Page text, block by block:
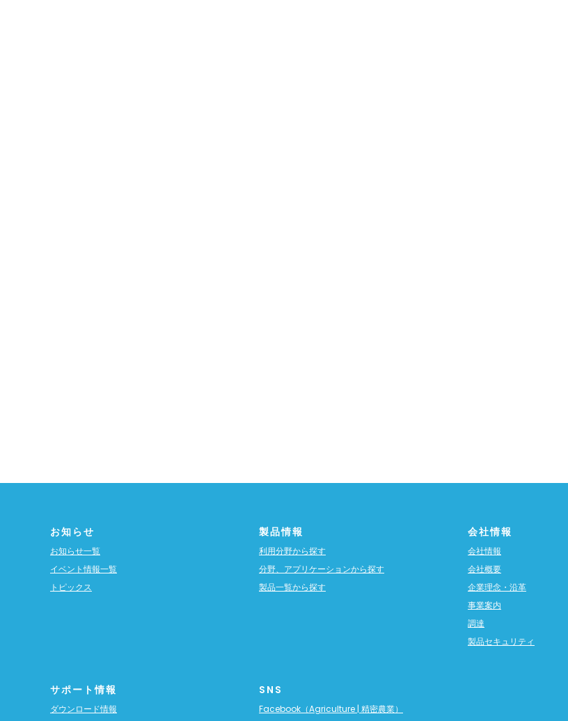
お知らせ
お知らせ一覧
イベント情報一覧
トピックス
製品情報
利用分野から探す
分野、アプリケーションから探す
製品一覧から探す
会社情報
会社情報
会社概要
企業理念・沿革
事業案内
調達
製品セキュリティ
サポート情報
ダウンロード情報
SNS
Facebook（Agriculture | 精密農業）